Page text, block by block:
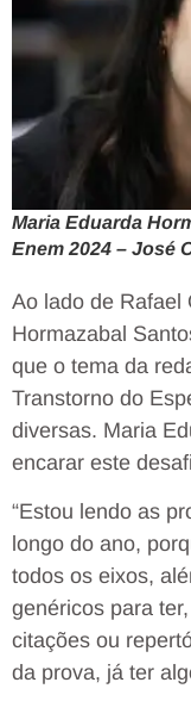
Maria Eduarda
Enem 2024 – José
Ao lado de Rafael
Hormazabal
que o tema da
Transtorno do
diversas. Maria
encarar este
“Estou lendo as
longo do ano,
todos os eixos,
genéricos para
citações ou
da prova, já ter